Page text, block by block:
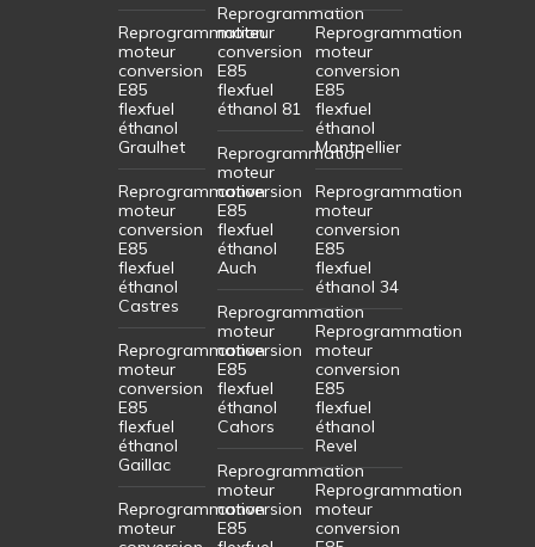
Reprogrammation
moteur
conversion
E85
flexfuel
éthanol
Graulhet
Reprogrammation
moteur
conversion
E85
flexfuel
éthanol
Castres
Reprogrammation
moteur
conversion
E85
flexfuel
éthanol
Gaillac
Reprogrammation
moteur
Reprogrammation
moteur
conversion
E85
flexfuel
éthanol 81
Reprogrammation
moteur
conversion
E85
flexfuel
éthanol
Auch
Reprogrammation
moteur
conversion
E85
flexfuel
éthanol
Cahors
Reprogrammation
moteur
conversion
E85
Reprogrammation
moteur
conversion
E85
flexfuel
éthanol
Montpellier
Reprogrammation
moteur
conversion
E85
flexfuel
éthanol 34
Reprogrammation
moteur
conversion
E85
flexfuel
éthanol
Revel
Reprogrammation
moteur
conversion